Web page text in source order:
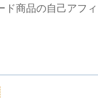
ド商品の自己アフ